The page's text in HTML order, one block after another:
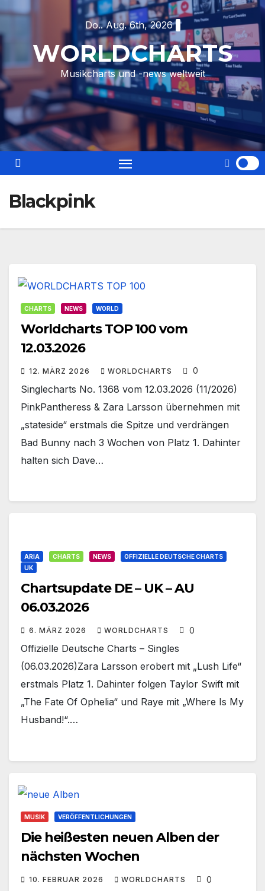
Skip
content
Do.. Aug. 6th, 2026
WORLDCHARTS
Musikcharts und -news weltweit
Blackpink
CHARTS NEWS WORLD
Worldcharts TOP 100 vom
12.03.2026
12. MÄRZ 2026 WORLDCHARTS 0
Singlecharts No. 1368 vom 12.03.2026 (11/2026)
PinkPantheress & Zara Larsson übernehmen mit
„stateside“ erstmals die Spitze und verdrängen
Bad Bunny nach 3 Wochen von Platz 1. Dahinter
halten sich Dave…
ARIA CHARTS NEWS
OFFIZIELLE DEUTSCHE CHARTS
UK
Chartsupdate DE – UK – AU
06.03.2026
6. MÄRZ 2026 WORLDCHARTS 0
Offizielle Deutsche Charts – Singles
(06.03.2026)Zara Larsson erobert mit „Lush Life“
erstmals Platz 1. Dahinter folgen Taylor Swift mit
„The Fate Of Ophelia“ und Raye mit „Where Is My
Husband!“.…
MUSIK VERÖFFENTLICHUNGEN
Die heißesten neuen Alben der
nächsten Wochen
10. FEBRUAR 2026 WORLDCHARTS 0